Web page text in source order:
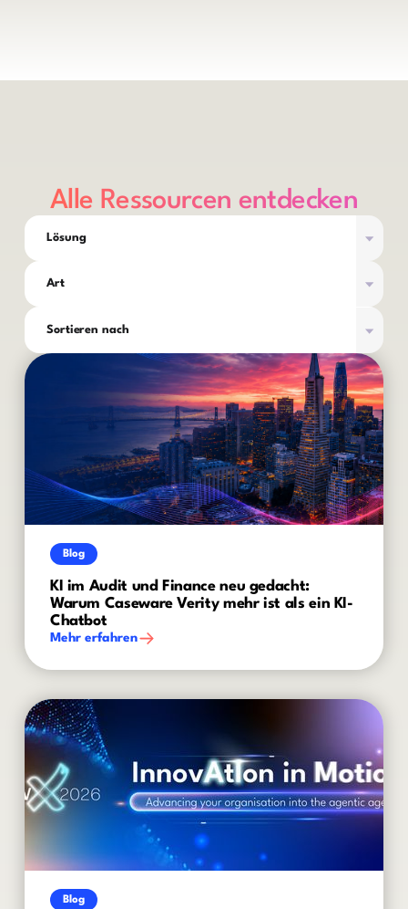
Alle Ressourcen entdecken
Lösung
Art
Sortieren nach
Blog
KI im Audit und Finance neu gedacht:
Warum Caseware Verity mehr ist als ein KI-
Chatbot
Mehr erfahren
Blog